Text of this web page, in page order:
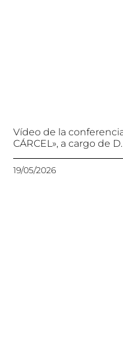
Vídeo de la
CÁRCEL», a cargo de
19/05/2026